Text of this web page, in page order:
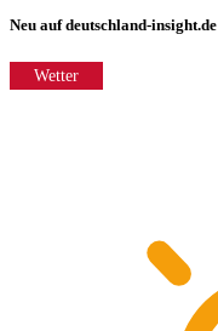
Neu auf deutschland-insight.de
Wetter